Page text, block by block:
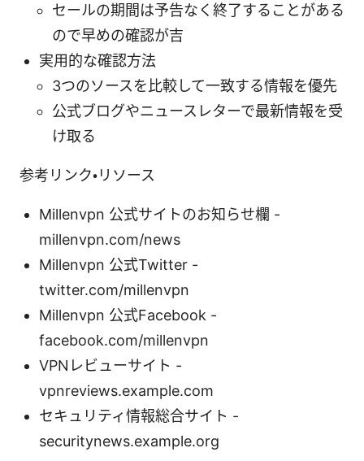
セールの期間は予告なく終了することがある
ので早めの確認が吉
実用的な確認方法
3つのソースを比較して一致する情報を優先
公式ブログやニュースレターで最新情報を受
け取る
参考リンク・リソース
Millenvpn 公式サイトのお知らせ欄 -
millenvpn.com/news
Millenvpn 公式Twitter -
twitter.com/millenvpn
Millenvpn 公式Facebook -
facebook.com/millenvpn
VPNレビューサイト -
vpnreviews.example.com
セキュリティ情報総合サイト -
securitynews.example.org